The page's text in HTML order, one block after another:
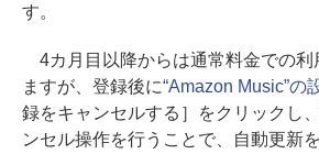
す。
4カ月目以降からは通常料金での利
ますが、登録後に“Amazon Music”の
録をキャンセルする］をクリックし
ンセル操作を行うことで、自動更新